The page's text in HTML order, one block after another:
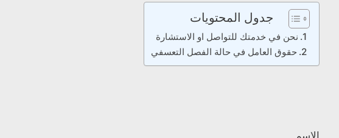
جدول المحتويات
نحن في خدمتك للتواصل او الاستشارة
حقوق العامل في حالة الفصل التعسفي
الاسم